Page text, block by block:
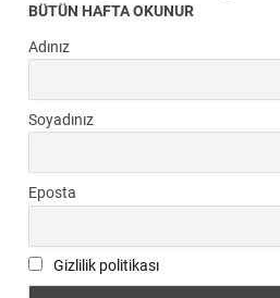
BÜTÜN HAFTA OKUNUR
Adınız
Soyadınız
Eposta
Gizlilik politikası